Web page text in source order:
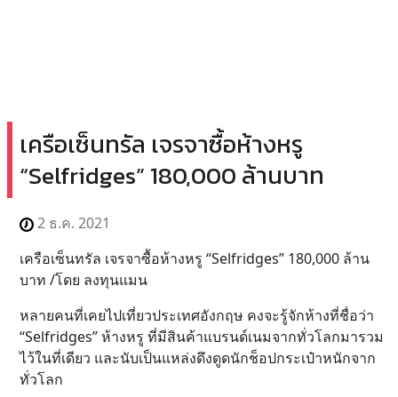
เครือเซ็นทรัล เจรจาซื้อห้างหรู
“Selfridges” 180,000 ล้านบาท
2 ธ.ค. 2021
เครือเซ็นทรัล เจรจาซื้อห้างหรู “Selfridges” 180,000 ล้าน
บาท /โดย ลงทุนแมน
หลายคนที่เคยไปเที่ยวประเทศอังกฤษ คงจะรู้จักห้างที่ชื่อว่า
“Selfridges” ห้างหรู ที่มีสินค้าแบรนด์เนมจากทั่วโลกมารวม
ไว้ในที่เดียว และนับเป็นแหล่งดึงดูดนักช็อปกระเป๋าหนักจาก
ทั่วโลก